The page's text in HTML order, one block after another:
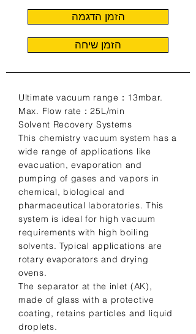
הזמן הדגמה
הזמן שיחה
Ultimate vacuum range：13mbar.
Max. Flow rate：25L/min
Solvent Recovery Systems
This chemistry vacuum system has a
wide range of applications like
evacuation, evaporation and
pumping of gases and vapors in
chemical, biological and
pharmaceutical laboratories. This
system is ideal for high vacuum
requirements with high boiling
solvents. Typical applications are
rotary evaporators and drying
ovens.
The separator at the inlet (AK),
made of glass with a protective
coating, retains particles and liquid
droplets.